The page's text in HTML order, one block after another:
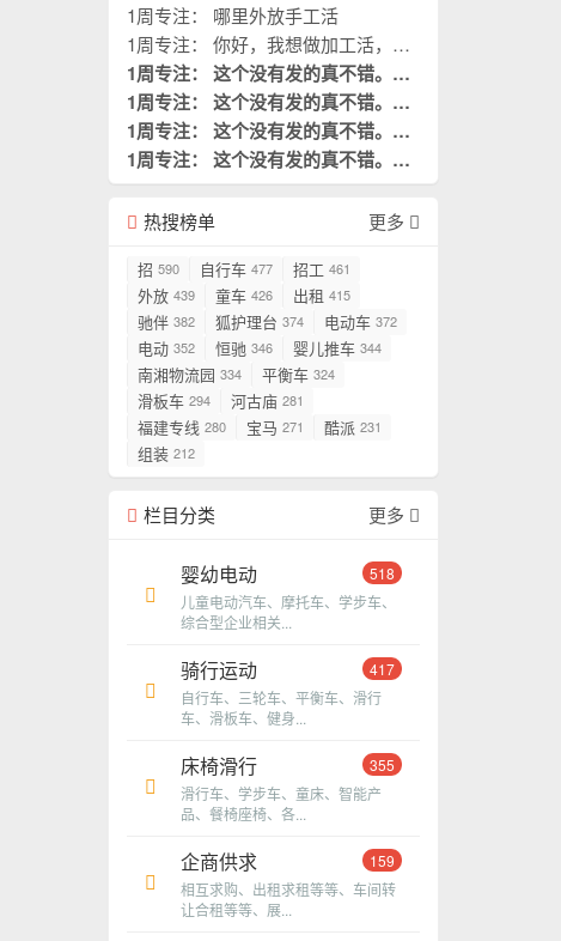
1周专注： 哪里外放手工活
1周专注： 你好，我想做加工活，您
的厂子在哪？
1周专注： 这个没有发的真不错。这
是我需要阅读的。 置顶
1周专注： 这个没有发的真不错。这
是我需要阅读的。 置顶
1周专注： 这个没有发的真不错。这
是我需要阅读的。 置顶
1周专注： 这个没有发的真不错。这
是我需要阅读的。 置顶
热搜榜单 更多
招 590 自行车 477 招工 461
外放 439 童车 426 出租 415
驰伴 382 狐护理台 374 电动车 372
电动 352 恒驰 346 婴儿推车 344
南湘物流园 334 平衡车 324
滑板车 294 河古庙 281
福建专线 280 宝马 271 酷派 231
组装 212
栏目分类 更多
婴幼电动
518
儿童电动汽车、摩托车、学步车、
综合型企业相关...
骑行运动
417
自行车、三轮车、平衡车、滑行
车、滑板车、健身...
床椅滑行
355
滑行车、学步车、童床、智能产
品、餐椅座椅、各...
企商供求
159
相互求购、出租求租等等、车间转
让合租等等、展...